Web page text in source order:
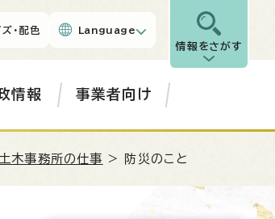
・配色 Language
情報をさがす
情報 事業者向け
木事務所の仕事 > 防災のこと